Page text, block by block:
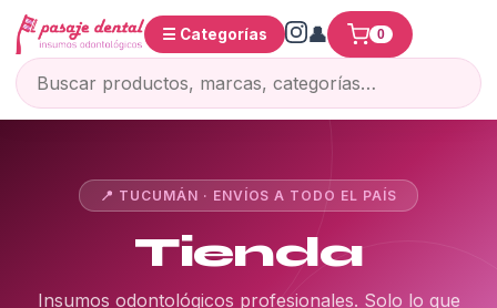
☰ Categorías 0
📍 TUCUMÁN · ENVÍOS A TODO EL PAÍS
Tienda
Insumos odontológicos profesionales. Solo lo que